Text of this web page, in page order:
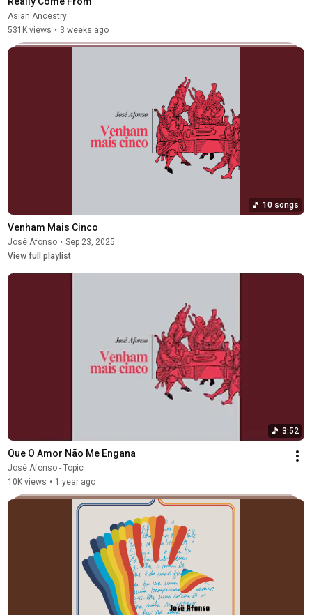
Asian Ancestry
531K views • 3 weeks ago
10 songs
Venham Mais Cinco
José Afonso • Sep 23, 2025
View full playlist
3:52
Que O Amor Não Me Engana
José Afonso - Topic
10K views • 1 year ago